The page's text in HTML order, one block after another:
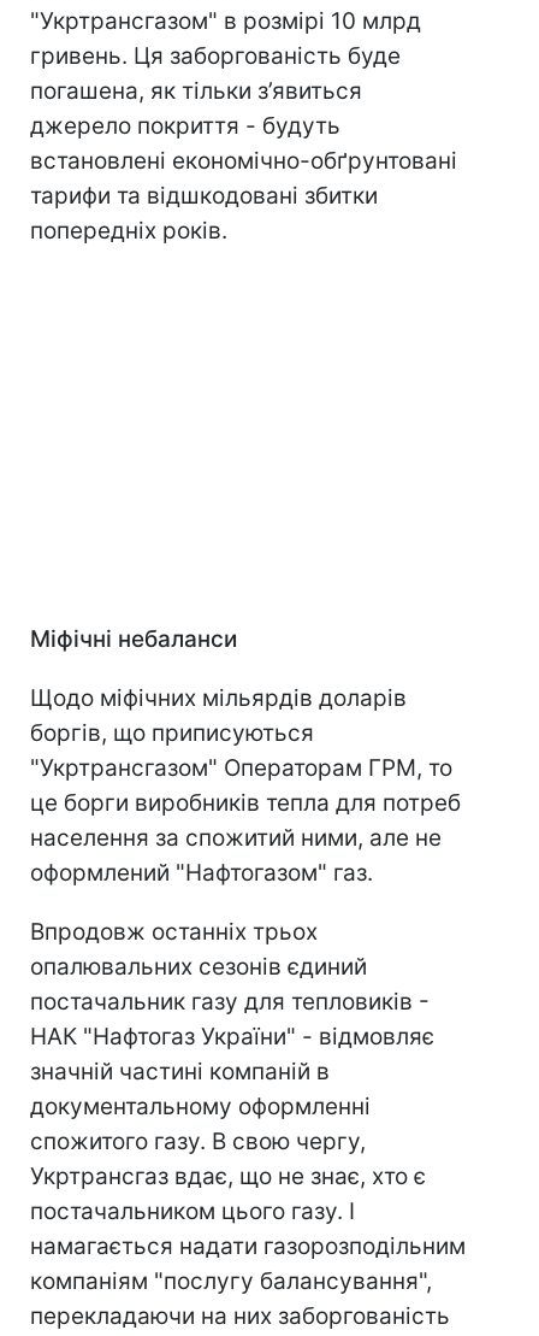
"Укртрансгазом" в розмірі 10 млрд
гривень. Ця заборгованість буде
погашена, як тільки з’явиться
джерело покриття - будуть
встановлені економічно-обґрунтовані
тарифи та відшкодовані збитки
попередніх років.
Міфічні небаланси
Щодо міфічних мільярдів доларів
боргів, що приписуються
"Укртрансгазом" Операторам ГРМ, то
це борги виробників тепла для потреб
населення за спожитий ними, але не
оформлений "Нафтогазом" газ.
Впродовж останніх трьох
опалювальних сезонів єдиний
постачальник газу для тепловиків -
НАК "Нафтогаз України" - відмовляє
значній частині компаній в
документальному оформленні
спожитого газу. В свою чергу,
Укртрансгаз вдає, що не знає, хто є
постачальником цього газу. І
намагається надати газорозподільним
компаніям "послугу балансування",
перекладаючи на них заборгованість